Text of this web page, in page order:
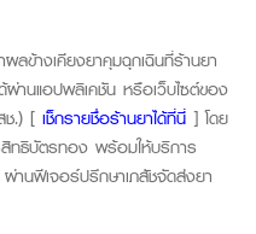
ลข้างเคียงยาคุมฉุกเฉินที่ร้านยา
านแอปพลิเคชัน หรือเว็บไซต์ของ
ช.) [ เช็กรายชื่อร้านยาได้ที่นี่ ] โดย
สิทธิบัตรทอง พร้อมให้บริการ
ผ่านฟีเจอร์ปรึกษาเภสัชจัดส่งยา